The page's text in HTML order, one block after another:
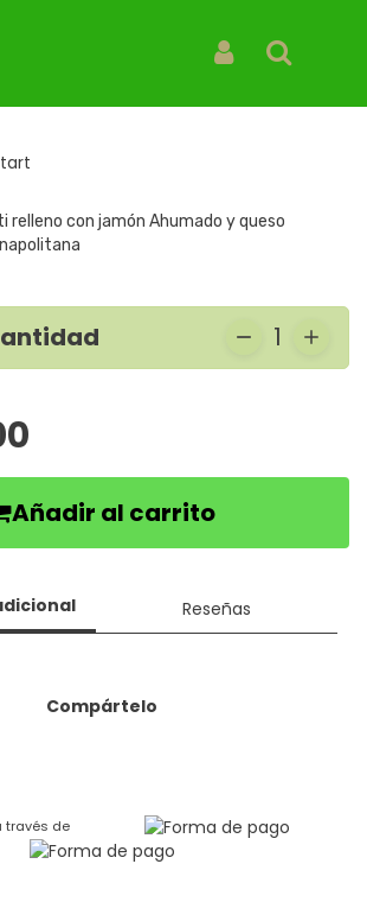
Jamon y queso
Y QUESO
relleno con jamón Ahumado y queso
1
Añadir al carrito
Reseñas
Compártelo
través de